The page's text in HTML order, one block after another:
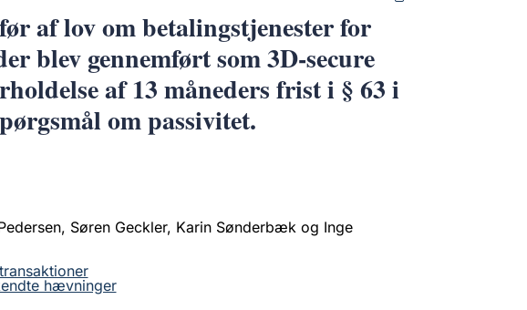
af lov om betalingstjenester for
blev gennemført som 3D-secure
af 13 måneders frist i § 63 i
om passivitet.
Søren Geckler, Karin Sønderbæk og Inge
hævninger